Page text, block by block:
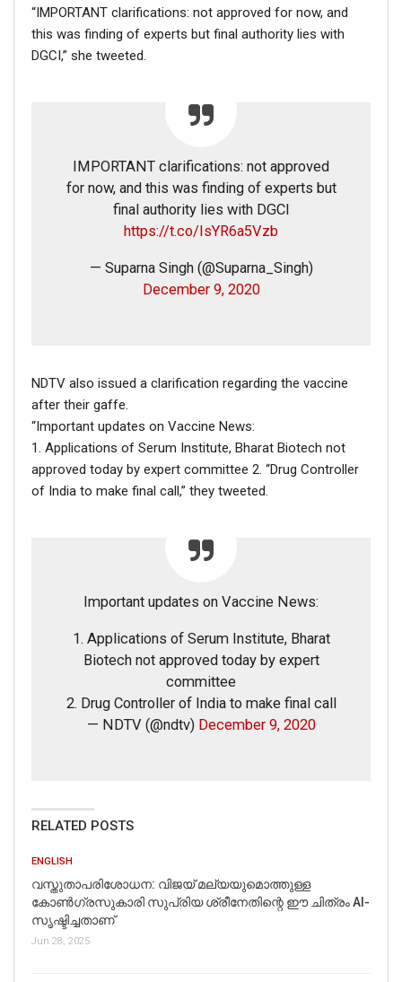
“IMPORTANT clarifications: not approved for now, and
this was finding of experts but final authority lies with
DGCI,” she tweeted.
IMPORTANT clarifications: not approved
for now, and this was finding of experts but
final authority lies with DGCI
https://t.co/IsYR6a5Vzb
— Suparna Singh (@Suparna_Singh)
December 9, 2020
NDTV also issued a clarification regarding the vaccine
after their gaffe.
“Important updates on Vaccine News:
1. Applications of Serum Institute, Bharat Biotech not
approved today by expert committee 2. “Drug Controller
of India to make final call,” they tweeted.
Important updates on Vaccine News:
1. Applications of Serum Institute, Bharat
Biotech not approved today by expert
committee
2. Drug Controller of India to make final call
— NDTV (@ndtv) December 9, 2020
RELATED POSTS
ENGLISH
വസ്തുതാപരിശോധന: വിജയ് മല്യയുമൊത്തുള്ള
കോൺഗ്രസുകാരി സുപ്രിയ ശ്രീനേതിന്റെ ഈ ചിത്രം AI-
സൃഷ്ടിച്ചതാണ്
Jun 28, 2025